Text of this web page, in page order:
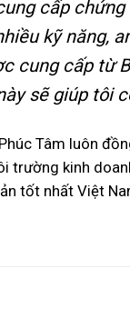
cấp
kỹ năng,
cung cấp từ
sẽ giúp tôi
Tâm luôn
trường kinh
tốt nhất Việt